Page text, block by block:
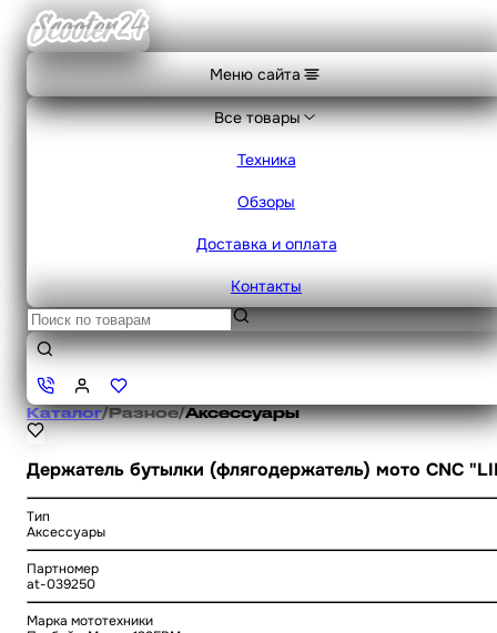
Меню сайта
Все товары
Техника
Обзоры
Доставка и оплата
Контакты
Каталог/Разное/Аксессуары
Держатель бутылки (флягодержатель) мото CNC
Тип
Аксессуары
Партномер
at-039250
Марка мототехники